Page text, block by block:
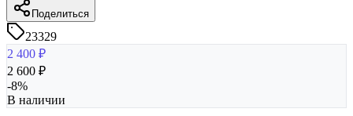
Поделиться
23329
2 400 ₽
2 600 ₽
-8%
В наличии